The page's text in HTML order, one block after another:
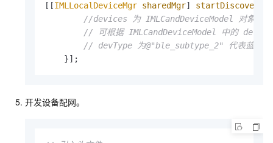
[[IMLLocalDeviceMgr sharedMgr] startDiscovery
//devices 为 IMLCandDeviceModel 对象
// 可根据 IMLCandDeviceModel 中的
// devType 为@"ble_subtype_2" 代表蓝牙辅
    }];
开发设备配网。